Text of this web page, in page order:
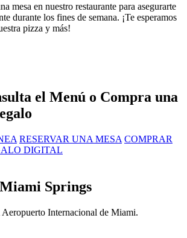
mesa en nuestro restaurante para asegurarte
durante los fines de semana. ¡Te esperamos
pizza y más!
el Menú o Compra una
RESERVAR UNA MESA COMPRAR
DIGITAL
Springs
Internacional de Miami.